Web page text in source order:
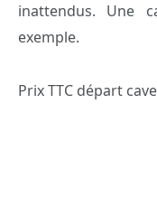
inattendus. Une
exemple.
Prix TTC départ